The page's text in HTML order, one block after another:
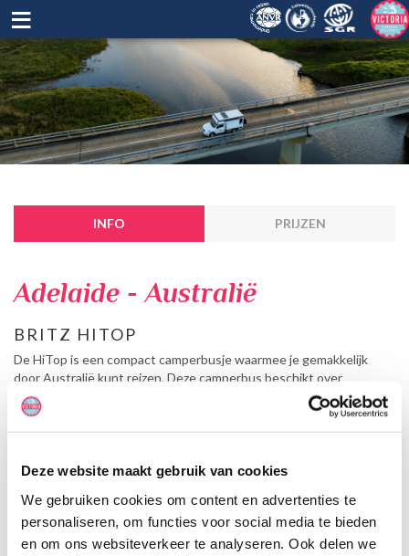
Deze website maakt gebruik van cookies
We gebruiken cookies om content en advertenties te
personaliseren, om functies voor social media te bieden
en om ons websiteverkeer te analyseren. Ook delen we
≡
INFO PRIJZEN
Adelaide - Australië
BRITZ HITOP
De HiTop is een compact camperbusje waarmee je gemakkelijk
door Australië kunt reizen. Deze camperbus beschikt over
slaapplaatsen voor 2 volwassenen. In dit voertuig zit een klein
keukentje.